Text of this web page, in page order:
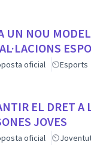
UN NOU
oficial Esports
EL DRET A
JOVES
oficial